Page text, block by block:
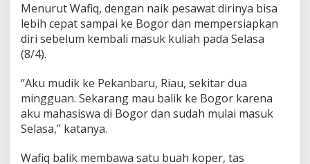
Menurut Wafiq, dengan naik pesawat dirinya bisa
lebih cepat sampai ke Bogor dan mempersiapkan
diri sebelum kembali masuk kuliah pada Selasa
(8/4).
“Aku mudik ke Pekanbaru, Riau, sekitar dua
mingguan. Sekarang mau balik ke Bogor karena
aku mahasiswa di Bogor dan sudah mulai masuk
Selasa,” katanya.
Wafiq balik membawa satu buah koper, tas